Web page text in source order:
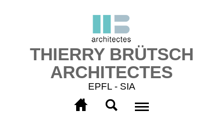
principal
THIERRY BRÜTSCH
ARCHITECTES
EPFL - SIA